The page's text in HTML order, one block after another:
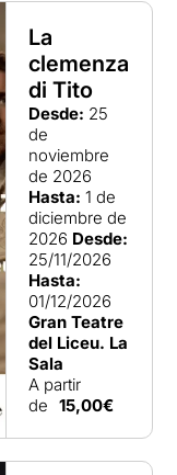
La
clemenza
di Tito
Desde: 25
de
noviembre
de 2026
Hasta: 1 de
diciembre de
2026 Desde:
25/11/2026
Hasta:
01/12/2026
Gran Teatre
del Liceu. La
Sala
A partir
de 15,00€